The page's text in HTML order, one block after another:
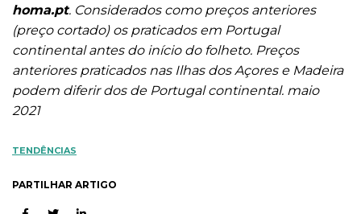
homa.pt. Considerados como preços anteriores
(preço cortado) os praticados em Portugal
continental antes do início do folheto. Preços
anteriores praticados nas Ilhas dos Açores e Madeira
podem diferir dos de Portugal continental. maio
2021
TENDÊNCIAS
PARTILHAR ARTIGO